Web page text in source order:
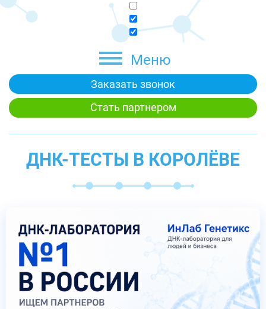
Меню
Заказать звонок
Стать партнером
ДНК-ТЕСТЫ В КОРОЛЁВЕ